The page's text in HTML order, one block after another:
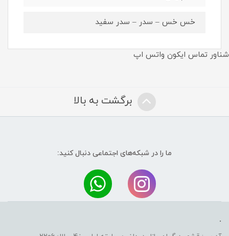
خس خس – سدر – سدر سفید
شناور تماس ایکون واتس اپ
برگشت به بالا
ما را در شبکه‌های اجتماعی دنبال کنید:
.